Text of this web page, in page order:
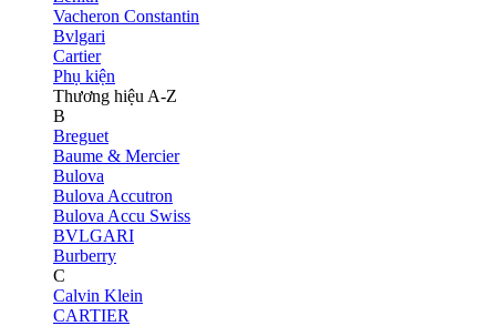
Vacheron Constantin
Bvlgari
Cartier
Phụ kiện
Thương hiệu A-Z
B
Breguet
Baume & Mercier
Bulova
Bulova Accutron
Bulova Accu Swiss
BVLGARI
Burberry
C
Calvin Klein
CARTIER